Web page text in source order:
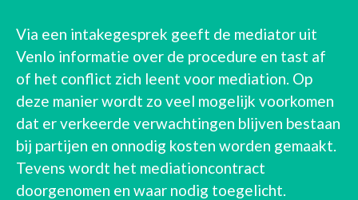
Via een intakegesprek geeft de mediator uit
Venlo informatie over de procedure en tast af
of het conflict zich leent voor mediation. Op
deze manier wordt zo veel mogelijk voorkomen
dat er verkeerde verwachtingen blijven bestaan
bij partijen en onnodig kosten worden gemaakt.
Tevens wordt het mediationcontract
doorgenomen en waar nodig toegelicht.